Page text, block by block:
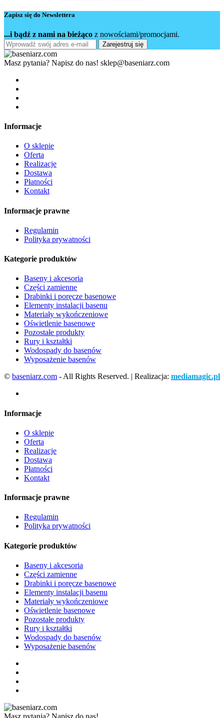
Zapisz się do Newslettera
...i bądź z nami na bieżąco z nowościami/promocjami.
Zarejestruj się
Masz pytania? Napisz do nas! sklep@baseniarz.com
Informacje
O sklepie
Oferta
Realizacje
Dostawa
Płatności
Kontakt
Informacje prawne
Regulamin
Polityka prywatności
Kategorie produktów
Baseny i akcesoria
Części zamienne
Drabinki i poręcze basenowe
Elementy instalacji basenu
Materiały wykończeniowe
Oświetlenie basenowe
Pozostałe produkty
Rury i kształtki
Wodospady do basenów
Wyposażenie basenów
© baseniarz.com - All Rights Reserved. | Realizacja: mediamagic.pl
Informacje
O sklepie
Oferta
Realizacje
Dostawa
Płatności
Kontakt
Informacje prawne
Regulamin
Polityka prywatności
Kategorie produktów
Baseny i akcesoria
Części zamienne
Drabinki i poręcze basenowe
Elementy instalacji basenu
Materiały wykończeniowe
Oświetlenie basenowe
Pozostałe produkty
Rury i kształtki
Wodospady do basenów
Wyposażenie basenów
Masz pytania? Napisz do nas!